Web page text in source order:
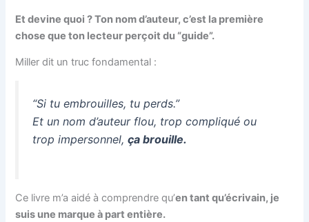
Et devine quoi ? Ton nom d’auteur, c’est la première
chose que ton lecteur perçoit du “guide”.
Miller dit un truc fondamental :
“Si tu embrouilles, tu perds.”
Et un nom d’auteur flou, trop compliqué ou
trop impersonnel,ça brouille.
Ce livre m’a aidé à comprendre qu’en tant qu’écrivain, je
suis une marque à part entière.